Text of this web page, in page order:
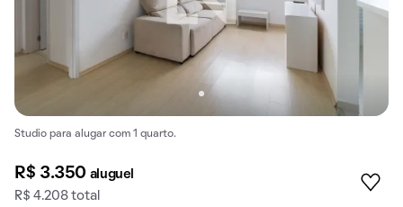
Studio para alugar com 1 quarto.
R$ 3.350 aluguel
R$ 4.208 total